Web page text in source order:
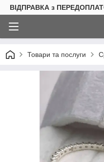
ВІДПРАВКА з
Товари та послуги